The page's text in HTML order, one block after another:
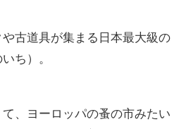
古道具が集まる日本最大級の
ち）。
、ヨーロッパの蚤の市みたい